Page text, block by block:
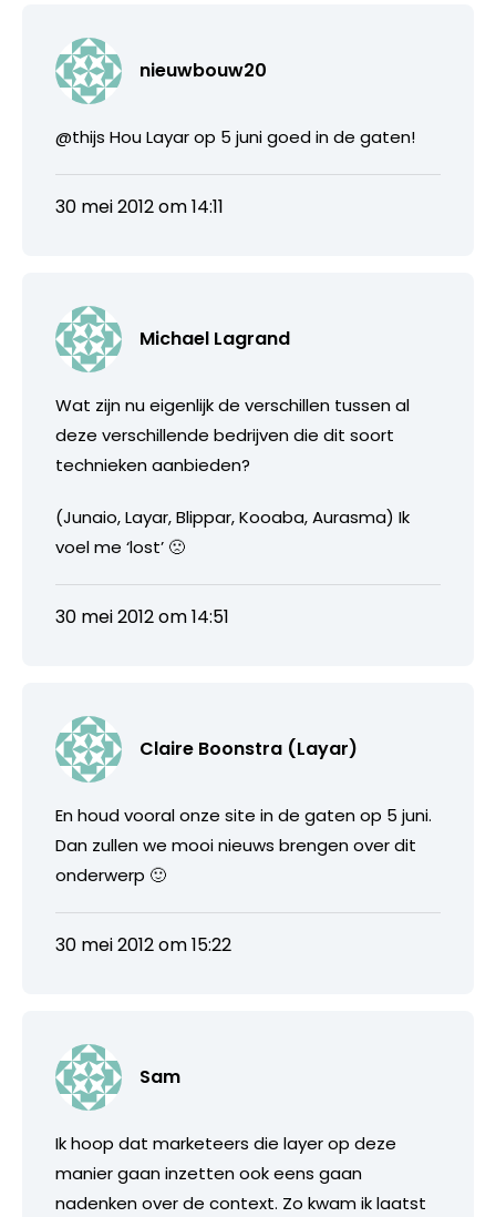
nieuwbouw20
@thijs Hou Layar op 5 juni goed in de gaten!
30 mei 2012 om 14:11
Michael Lagrand
Wat zijn nu eigenlijk de verschillen tussen al
deze verschillende bedrijven die dit soort
technieken aanbieden?
(Junaio, Layar, Blippar, Kooaba, Aurasma) Ik
voel me ‘lost’ 🙁
30 mei 2012 om 14:51
Claire Boonstra (Layar)
En houd vooral onze site in de gaten op 5 juni.
Dan zullen we mooi nieuws brengen over dit
onderwerp 🙂
30 mei 2012 om 15:22
Sam
Ik hoop dat marketeers die layer op deze
manier gaan inzetten ook eens gaan
nadenken over de context. Zo kwam ik laatst